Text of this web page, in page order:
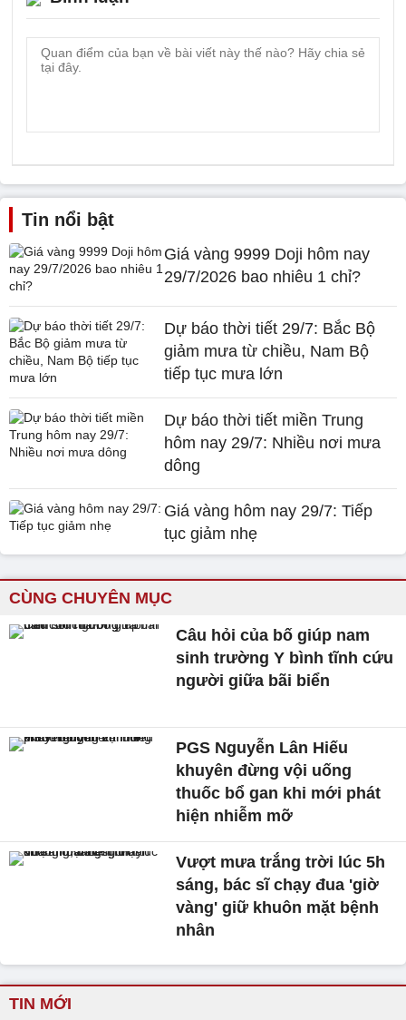
Tin nổi bật
Giá vàng 9999 Doji hôm nay
29/7/2026 bao nhiêu 1 chỉ?
Dự báo thời tiết 29/7: Bắc Bộ
giảm mưa từ chiều, Nam Bộ
tiếp tục mưa lớn
Dự báo thời tiết miền Trung
hôm nay 29/7: Nhiều nơi mưa
dông
Giá vàng hôm nay 29/7: Tiếp
tục giảm nhẹ
CÙNG CHUYÊN MỤC
Câu hỏi của bố giúp nam
sinh trường Y bình tĩnh cứu
người giữa bãi biển
PGS Nguyễn Lân Hiếu
khuyên đừng vội uống
thuốc bổ gan khi mới phát
hiện nhiễm mỡ
Vượt mưa trắng trời lúc 5h
sáng, bác sĩ chạy đua 'giờ
vàng' giữ khuôn mặt bệnh
nhân
TIN MỚI